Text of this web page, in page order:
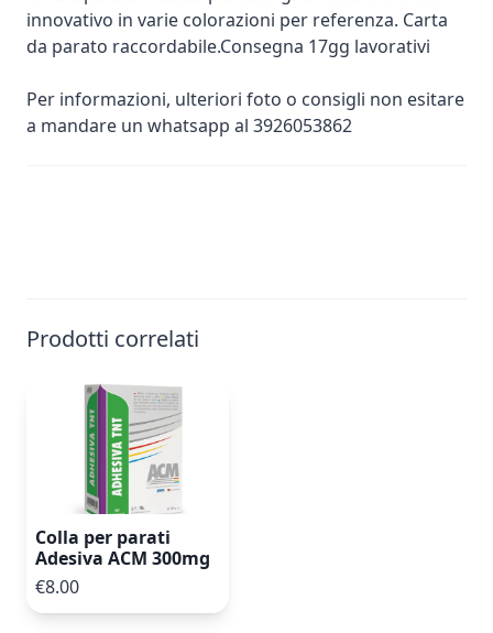
innovativo in varie colorazioni per referenza. Carta
da parato raccordabile.Consegna 17gg lavorativi
Per informazioni, ulteriori foto o consigli non esitare
a mandare un whatsapp al 3926053862
Prodotti correlati
Colla per parati
Adesiva ACM 300mg
€8.00